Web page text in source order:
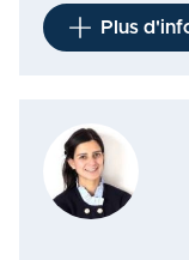
Plus